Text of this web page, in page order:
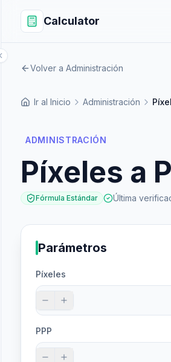
Calculator
Volver a Administración
Ir al Inicio Administración
ADMINISTRACIÓN
Píxeles a
Fórmula Estándar Última
Parámetros
Píxeles
PPP